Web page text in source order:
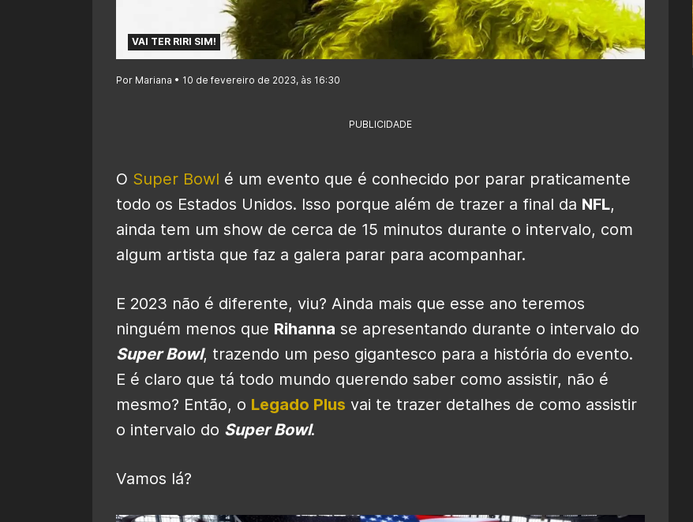
VAI TER RIRI SIM!
Por Mariana • 10 de fevereiro de 2023, às 16:30
PUBLICIDADE
O Super Bowl é um evento que é conhecido por parar praticamente
todo os Estados Unidos. Isso porque além de trazer a final da NFL,
ainda tem um show de cerca de 15 minutos durante o intervalo, com
algum artista que faz a galera parar para acompanhar.
E 2023 não é diferente, viu? Ainda mais que esse ano teremos
ninguém menos que Rihanna se apresentando durante o intervalo do
Super Bowl, trazendo um peso gigantesco para a história do evento.
E é claro que tá todo mundo querendo saber como assistir, não é
mesmo? Então, o Legado Plus vai te trazer detalhes de como assistir
o intervalo do Super Bowl.
Vamos lá?